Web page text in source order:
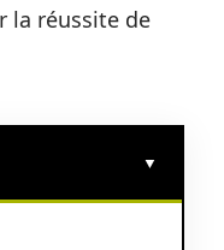
la réussite de